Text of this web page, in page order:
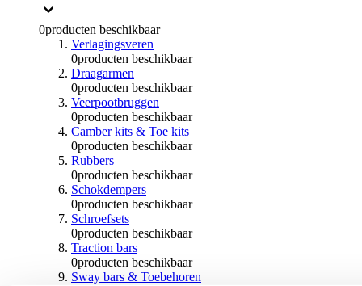
0producten beschikbaar
Verlagingsveren
0producten beschikbaar
Draagarmen
0producten beschikbaar
Veerpootbruggen
0producten beschikbaar
Camber kits & Toe kits
0producten beschikbaar
Rubbers
0producten beschikbaar
Schokdempers
0producten beschikbaar
Schroefsets
0producten beschikbaar
Traction bars
0producten beschikbaar
Sway bars & Toebehoren